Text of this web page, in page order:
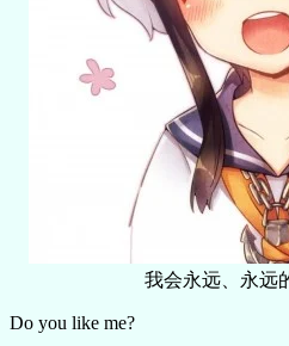
我会永远、永远
Do you like me?